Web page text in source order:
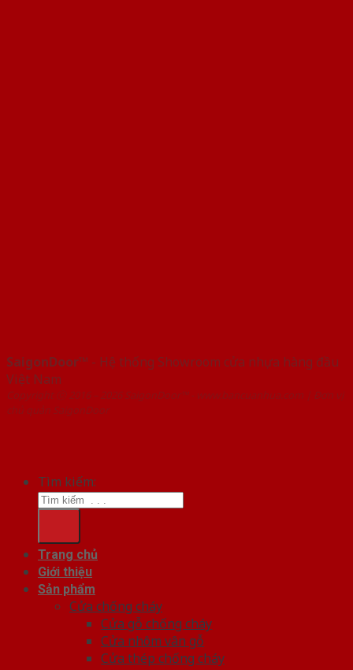
SaigonDoor™ - Hệ thống Showroom cửa nhựa hàng đầu
Việt Nam
Copyright ⓒ 2016 – 2026 SaigonDoor™ - www.bancuanhua.com | Đơn vị
chủ quản SaigonDoor
Tìm kiếm:
Trang chủ
Giới thiệu
Sản phẩm
Cửa chống cháy
Cửa gỗ chống cháy
Cửa nhôm vân gỗ
Cửa thép chống cháy